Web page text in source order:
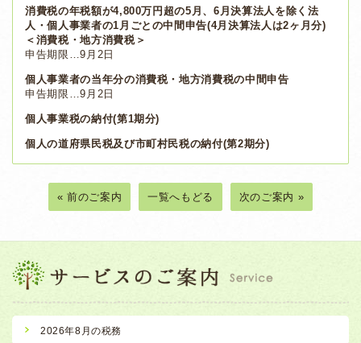
消費税の年税額が4,800万円超の5月、6月決算法人を除く法
人・個人事業者の1月ごとの中間申告(4月決算法人は2ヶ月分)
＜消費税・地方消費税＞
申告期限…9月2日
個人事業者の当年分の消費税・地方消費税の中間申告
申告期限…9月2日
個人事業税の納付(第1期分)
個人の道府県民税及び市町村民税の納付(第2期分)
« 前のご案内 一覧へもどる 次のご案内 »
2026年8月の税務